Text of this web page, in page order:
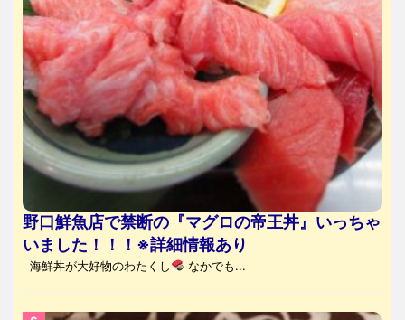
野口鮮魚店で禁断の『マグロの帝王丼』いっちゃ
いました！！！※詳細情報あり
海鮮丼が大好物のわたくし なかでも...